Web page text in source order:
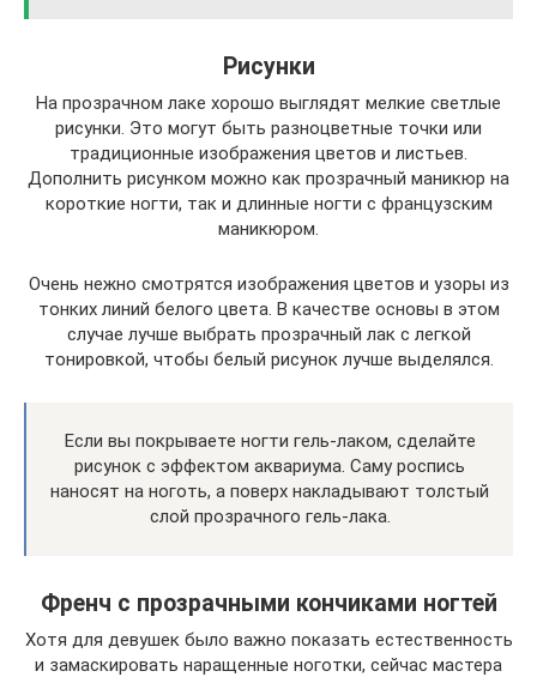
Рисунки
На прозрачном лаке хорошо выглядят мелкие светлые
рисунки. Это могут быть разноцветные точки или
традиционные изображения цветов и листьев.
Дополнить рисунком можно как прозрачный маникюр на
короткие ногти, так и длинные ногти с французским
маникюром.
Очень нежно смотрятся изображения цветов и узоры из
тонких линий белого цвета. В качестве основы в этом
случае лучше выбрать прозрачный лак с легкой
тонировкой, чтобы белый рисунок лучше выделялся.
Если вы покрываете ногти гель-лаком, сделайте
рисунок с эффектом аквариума. Саму роспись
наносят на ноготь, а поверх накладывают толстый
слой прозрачного гель-лака.
Френч с прозрачными кончиками ногтей
Хотя для девушек было важно показать естественность
и замаскировать наращенные ноготки, сейчас мастера